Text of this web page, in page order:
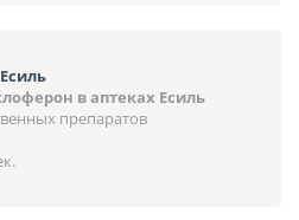
в аптеках Есиль
препаратов